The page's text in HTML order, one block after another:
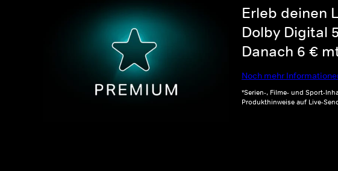
Erleb deinen
Dolby Digital
Danach 6 €
Noch mehr
*Serien-, Filme- und Sport-
Produkthinweise auf Live-